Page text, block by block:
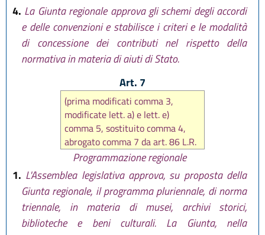
4. La Giunta regionale approva gli schemi degli accordi
e delle convenzioni e stabilisce i criteri e le modalità
di concessione dei contributi nel rispetto della
normativa in materia di aiuti di Stato.
Art. 7
(prima modificati comma 3,
modificate lett. a) e lett. e)
comma 5, sostituito comma 4,
abrogato comma 7 da art. 86 L.R.
30 luglio 2015, n. 13, poi
modificato comma 3 da art. 9 L.R.
29 dicembre 2015, n. 22, poi
sostituito comma 4 da art. 7 L.R.
27 dicembre 2018, n. 24, infine
sostituito da art. 8 L.R. 26
Programmazione regionale
1. L'Assemblea legislativa approva, su proposta della
Giunta regionale, il programma pluriennale, di norma
triennale, in materia di musei, archivi storici,
biblioteche e beni culturali. La Giunta, nella